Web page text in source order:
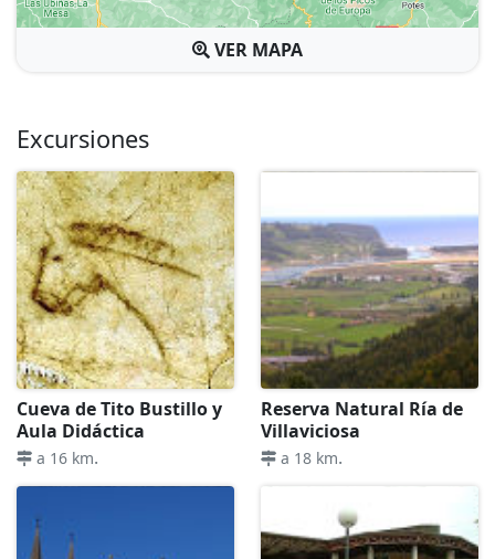
VER MAPA
Excursiones
Cueva de Tito Bustillo y
Aula Didáctica
a 16 km.
Reserva Natural Ría de
Villaviciosa
a 18 km.